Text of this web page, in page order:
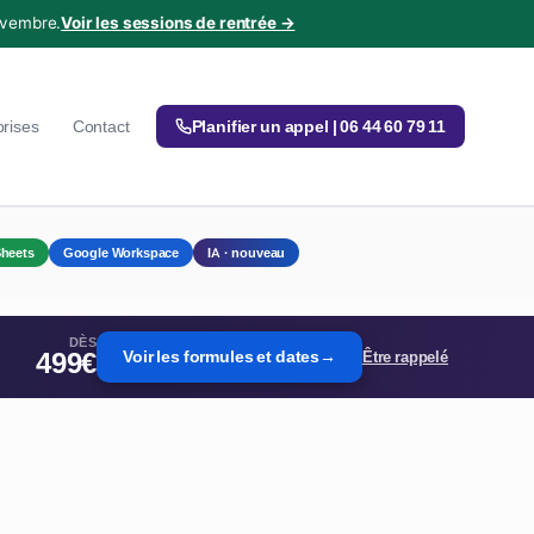
Voir les sessions de rentrée →
Contact Planifier un appel | 06 44 60 79 11
Google Workspace IA · nouveau
DÈS
499€ Voir les formules et dates→ Être rappelé